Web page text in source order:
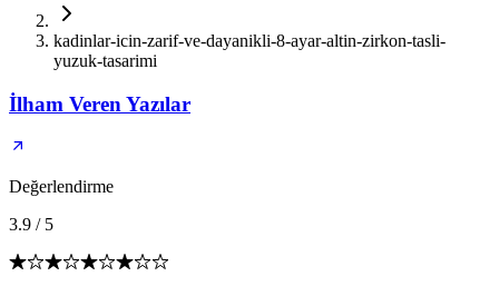
kadinlar-icin-zarif-ve-dayanikli-8-ayar-altin-zirkon-tasli-
yuzuk-tasarimi
İlham Veren Yazılar
Değerlendirme
3.9 / 5